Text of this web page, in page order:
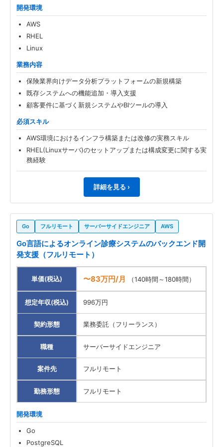
開発環境
AWS
RHEL
Linux
業務内容
保険業界向けデータ分析プラットフォームの新規構築
既存システムへの機能追加・導入支援
顧客要件に基づく新規システムやBIツールの導入
必須スキル
AWS環境におけるインフラ構築または改修の実務スキル
RHEL(Linuxサーバ)のセットアップまたは構成変更に関する実
務経験
詳細を見る ›
Go フルリモート サーバーサイドエンジニア AWS
Go言語によるオンライン診療システムのバックエンド開
発支援（フルリモート）
単価(税込) 〜83万円/月 （140時間～180時間）
想定年収(税込) 996万円
契約形態 業務委託（フリーランス）
職種 サーバーサイドエンジニア
案件先 フルリモート
勤務形態 フルリモート
開発環境
Go
PostgreSQL